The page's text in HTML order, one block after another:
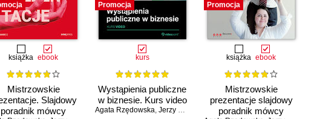
książka ebook
Mistrzowskie
Slajdowy
poradnik mówcy
Promocja
kurs
Wystąpienia publiczne
w biznesie. Kurs video
Agata Rzędowska, Jerzy Rzędowski
Promocja
książka ebook
Mistrzowskie
prezentacje slajdowy
poradnik mówcy